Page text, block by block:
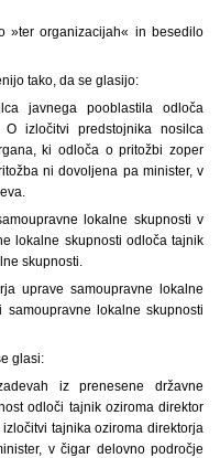
»ter organizacijah« in besedilo
tako, da se glasijo:
javnega pooblastila odloča
izločitvi predstojnika nosilca
ki odloča o pritožbi zoper
ni dovoljena pa minister, v
lokalne skupnosti v
lokalne skupnosti odloča tajnik
skupnosti.
uprave samoupravne lokalne
lokalne skupnosti
glasi:
iz prenesene državne
odloči tajnik oziroma direktor
tajnika oziroma direktorja
v čigar delovno področje